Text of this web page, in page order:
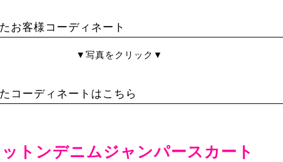
お客様コーディネート
▼写真をクリック▼
コーディネートはこちら
ットンデニムジャンパースカート